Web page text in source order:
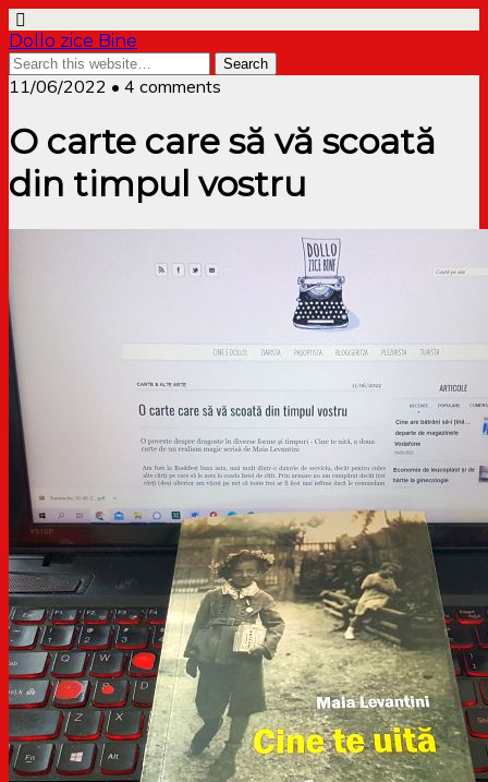
Dollo zice Bine
11/06/2022 • 4 comments
O carte care să vă scoată
din timpul vostru